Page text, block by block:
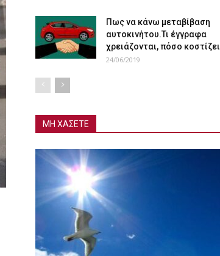
Πως να κάνω μεταβίβαση
αυτοκινήτου.Τι έγγραφα
χρειάζονται, πόσο κοστίζει
24/06/2019
ΜΗ ΧΑΣΕΤΕ